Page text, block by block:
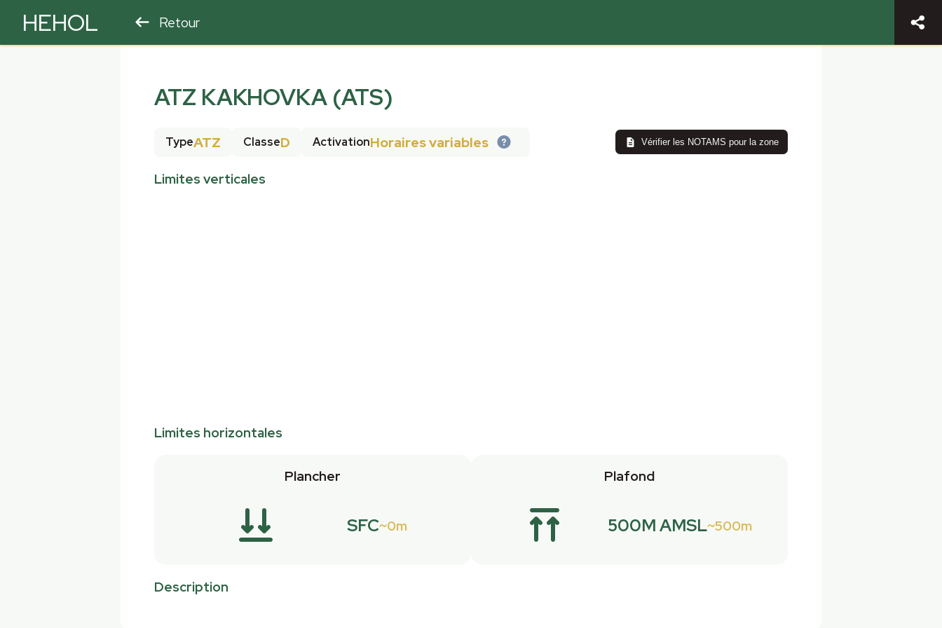
HEHOL Retour
ATZ KAKHOVKA (ATS)
TypeATZ ClasseD ActivationHoraires variables Vérifier les NOTAMS pour la zone
Limites verticales
Limites horizontales
Plancher
SFC 0m
Plafond
500M AMSL 500m
Description